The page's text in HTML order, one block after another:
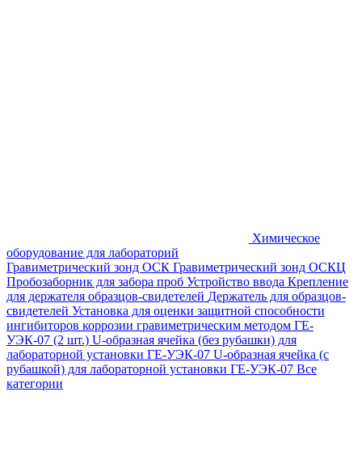
Химическое
оборудование для лабораторий
Гравиметрический зонд ОСК Гравиметрический зонд ОСКЦ
Пробозаборник для забора проб Устройство ввода Крепление
для держателя образцов-свидетелей Держатель для образцов-
свидетелей Установка для оценки защитной способности
ингибиторов коррозии гравиметрическим методом ГЕ-
УЭК-07 (2 шт.) U-образная ячейка (без рубашки) для
лабораторной установки ГЕ-УЭК-07 U-образная ячейка (с
рубашкой) для лабораторной установки ГЕ-УЭК-07 Все
категории